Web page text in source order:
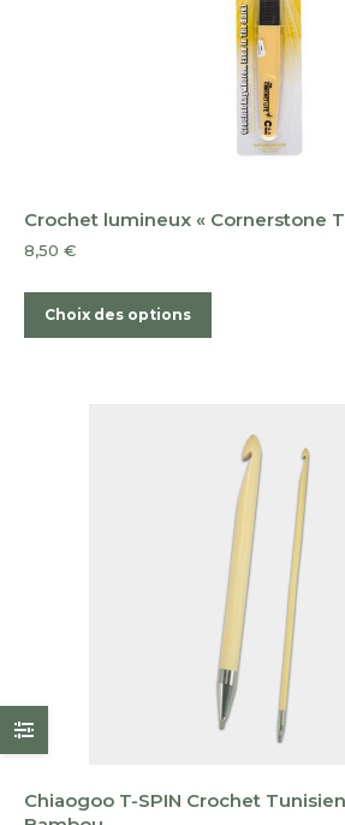
page
produit
Crochet lumineux « Cornerstone
8,50 €
Choix des options
options
peuvent
être
choisies
sur
page
du
produit
Chiaogoo T-SPIN Crochet